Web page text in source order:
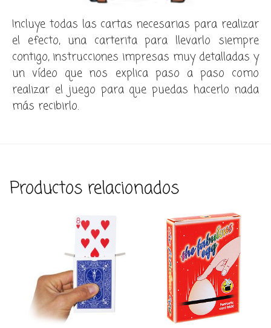
Incluye todas las cartas necesarias para realizar
el efecto, una carterita para llevarlo siempre
contigo, instrucciones impresas muy detalladas y
un vídeo que nos explica paso a paso como
realizar el juego para que puedas hacerlo nada
más recibirlo.
Productos relacionados